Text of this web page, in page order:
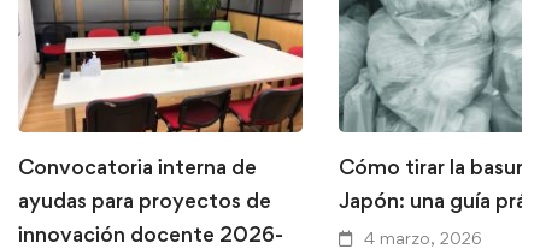
Convocatoria interna de
ayudas para proyectos de
innovación docente 2026-
Cómo tirar la basura
Japón: una guía
4 marzo, 2026